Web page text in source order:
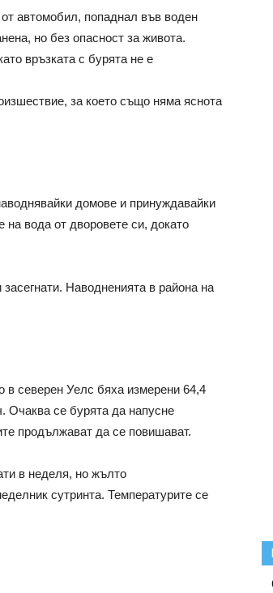
автомобил, попаднал във воден
но без опасност за живота.
връзката с бурята не е
за което също няма яснота
домове и принуждавайки
на вода от дворовете си, докато
Наводненията в района на
в северен Уелс бяха измерени 64,4
Очаква се бурята да напусне
продължават да се повишават.
в неделя, но жълто
сутринта. Температурите се